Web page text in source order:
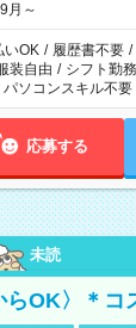
～
いOK / 履歴書不要 /
装自由 / シフト勤務
パソコンスキル不要
応募する
未読
らOK〉＊コ